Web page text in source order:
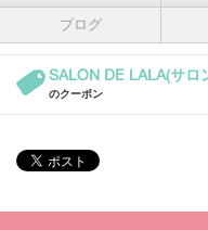
ブログ
SALON DE LALA(サロ
のクーポン